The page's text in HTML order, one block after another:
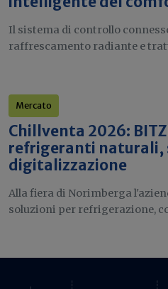
Il sistema di controllo
raffrescamento radiante e
Mercato
Chillventa 2026:
refrigeranti naturali,
digitalizzazione
Alla fiera di Norimberga
soluzioni per refrigerazione,